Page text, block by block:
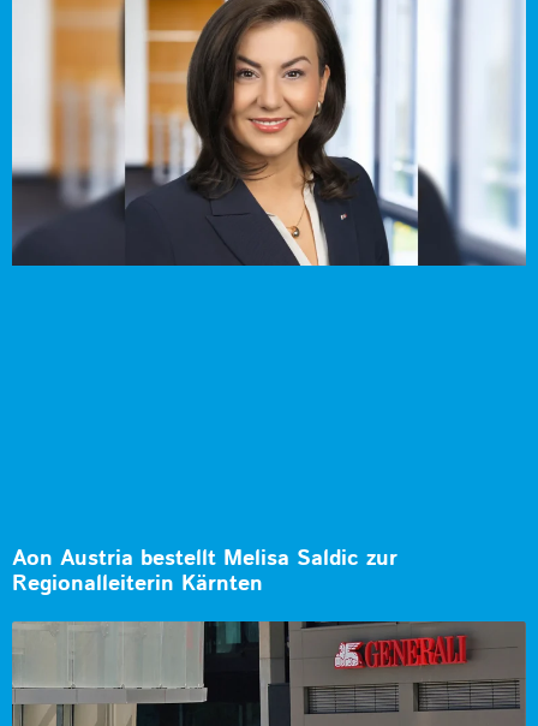
Aon Austria bestellt Melisa Saldic zur
Regionalleiterin Kärnten